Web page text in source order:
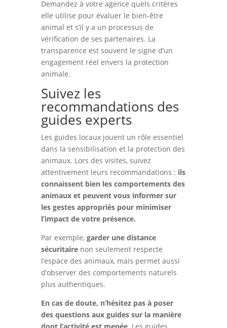
Demandez à votre agence quels critères
elle utilise pour évaluer le bien-être
animal et s’il y a un processus de
vérification de ses partenaires. La
transparence est souvent le signe d’un
engagement réel envers la protection
animale.
Suivez les
recommandations des
guides experts
Les guides locaux jouent un rôle essentiel
dans la sensibilisation et la protection des
animaux. Lors des visites, suivez
attentivement leurs recommandations : ils
connaissent bien les comportements des
animaux et peuvent vous informer sur
les gestes appropriés pour minimiser
l’impact de votre présence.
Par exemple, garder une distance
sécuritairenon seulement respecte
l’espace des animaux, mais permet aussi
d’observer des comportements naturels
plus authentiques.
En cas de doute, n’hésitez pas à poser
des questions aux guides sur la manière